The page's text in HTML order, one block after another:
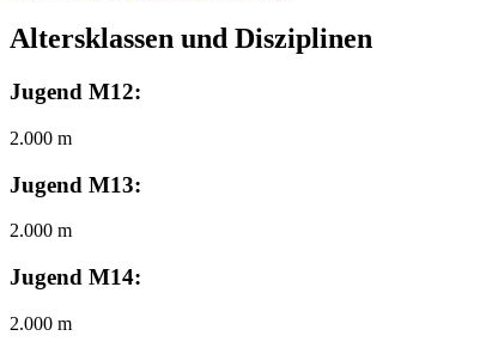
Altersklassen und Disziplinen
Jugend M12:
2.000 m
Jugend M13:
2.000 m
Jugend M14:
2.000 m